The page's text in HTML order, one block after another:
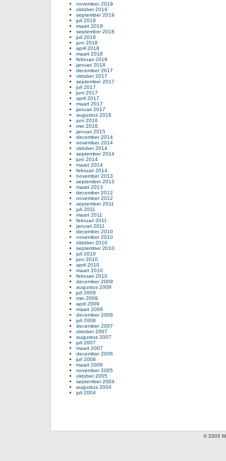
november 2019
oktober 2019
september 2019
juli 2019
maart 2019
september 2018
juli 2018
juni 2018
april 2018
maart 2018
februari 2018
januari 2018
december 2017
oktober 2017
september 2017
juli 2017
juni 2017
april 2017
maart 2017
januari 2017
augustus 2016
juni 2016
mei 2016
januari 2015
december 2014
november 2014
oktober 2014
september 2014
juni 2014
maart 2014
februari 2014
november 2013
september 2013
maart 2013
december 2012
november 2012
september 2011
juli 2011
maart 2011
februari 2011
januari 2011
december 2010
november 2010
oktober 2010
september 2010
juli 2010
juni 2010
april 2010
maart 2010
februari 2010
december 2009
augustus 2009
juli 2009
mei 2009
april 2009
maart 2009
december 2008
juli 2008
december 2007
oktober 2007
augustus 2007
juli 2007
maart 2007
december 2006
juli 2006
maart 2006
november 2005
oktober 2005
september 2004
augustus 2004
juli 2004
© 2005